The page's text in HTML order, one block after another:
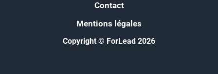
Contact
Mentions légales
Copyright © ForLead 2026